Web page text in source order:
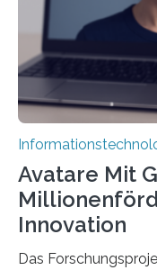
Avatare Mit
Innovation
Das